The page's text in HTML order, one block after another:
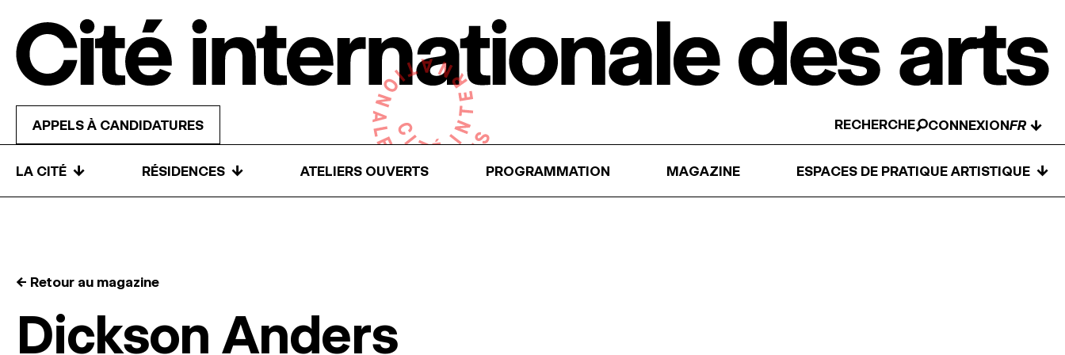
APPELS À CANDIDATURES RECHERCHE CONNEXION ↓
LA CITÉ ↓ RÉSIDENCES ↓ ATELIERS OUVERTS PROGRAMMATION MAGAZINE ESPACES DE PRATIQUE ARTISTIQUE ↓
← Retour au magazine
Dickson Anders